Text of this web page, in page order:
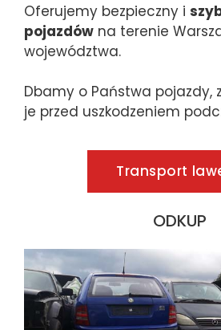
Oferujemy bezpieczny i
pojazdów na terenie
województwa.
Dbamy o Państwa pojazdy,
je przed uszkodzeniem
Transport
ODKUP